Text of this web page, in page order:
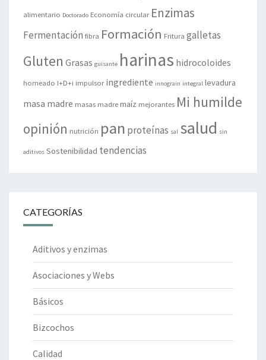
alimentario Doctorado Economía circular Enzimas
Fermentación fibra Formación Fritura galletas
Gluten Grasas guisante harinas hidrocoloides
horneado I+D+i impulsor ingrediente innograin integral levadura
masa madre masas madremaíz mejorantes Mi humilde
opinión nutrición pan proteínas sal salud sin
aditivos Sostenibilidad tendencias
CATEGORÍAS
Aditivos y enzimas
Asociaciones y Webs
Básicos
Bizcochos
Calidad